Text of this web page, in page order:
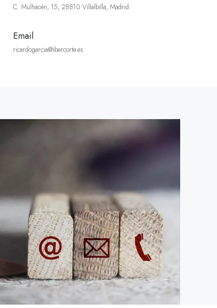
C. Mulhacén, 15, 28810 Villalbilla, Madrid
Email
ricardogarcia@ibercorte.es